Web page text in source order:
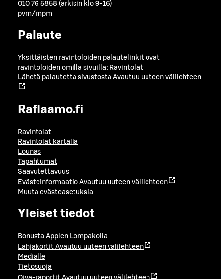
010 76 5858 (arkisin klo 9-16)
pvm/mpm
Palaute
Yksittäisten ravintoloiden palautelinkit ovat
ravintoloiden omilla sivuilla: Ravintolat
Lähetä palautetta sivustosta Avautuu uuteen välilehteen
Raflaamo.fi
Ravintolat
Ravintolat kartalla
Lounas
Tapahtumat
Saavutettavuus
Evästeinformaatio Avautuu uuteen välilehteen
Muuta evästeasetuksia
Yleiset tiedot
Bonusta Applen Lompakolla
Lahjakortit Avautuu uuteen välilehteen
Medialle
Tietosuoja
Oiva-raportit Avautuu uuteen välilehteen